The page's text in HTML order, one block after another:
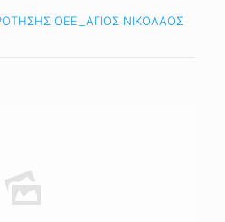
ΟΕΕ_ΑΓΙΟΣ ΝΙΚΟΛΑΟΣ